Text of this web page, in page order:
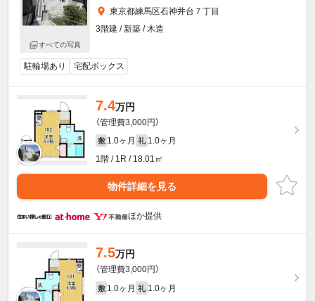
すべての写真
東京都練馬区石神井台７丁目
3階建 / 新築 / 木造
駐輪場あり 宅配ボックス
7.4万円
（管理費3,000円）
敷 1.0ヶ月 礼 1.0ヶ月
1階 / 1R / 18.01㎡
物件詳細を見る
ほか提供
7.5万円
（管理費3,000円）
敷 1.0ヶ月 礼 1.0ヶ月